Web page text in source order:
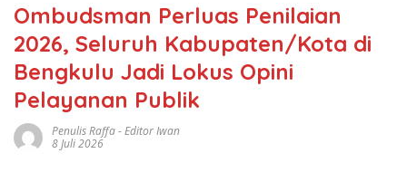
Ombudsman Perluas Penilaian
2026, Seluruh Kabupaten/Kota di
Bengkulu Jadi Lokus Opini
Pelayanan Publik
Penulis Raffa - Editor Iwan
8 Juli 2026